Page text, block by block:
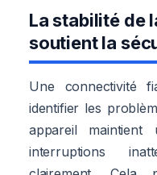
La stabilité de
soutient la
Une connectivité
identifier les
appareil maintient
interruptions